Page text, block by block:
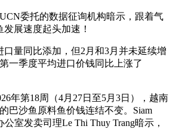
委托的数据征询机构暗示，跟着气
展速度起头加速！
量同比添加，但2月和3月并未延续增
一季度平均进口价钱同比上涨了
第18周（4月27日至5月3日），越南
巴沙鱼原料鱼价钱连结不变。Siam
公室发卖司理Le Thi Thuy Trang暗示，